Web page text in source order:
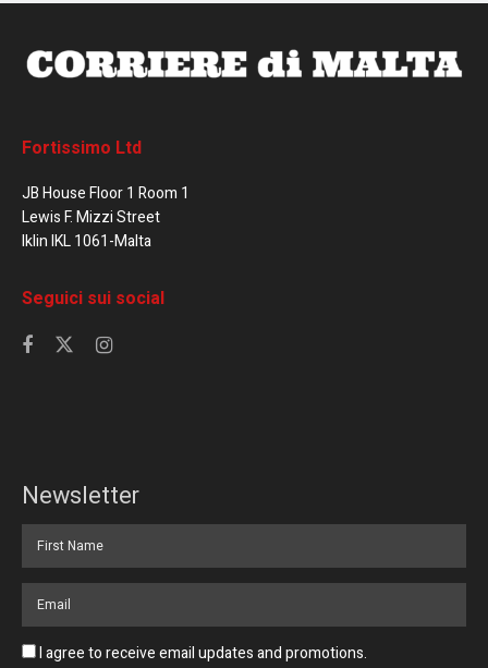
Fortissimo Ltd
JB House Floor 1 Room 1
Lewis F. Mizzi Street
Iklin IKL 1061-Malta
Seguici sui social
Newsletter
I agree to receive email updates and promotions.